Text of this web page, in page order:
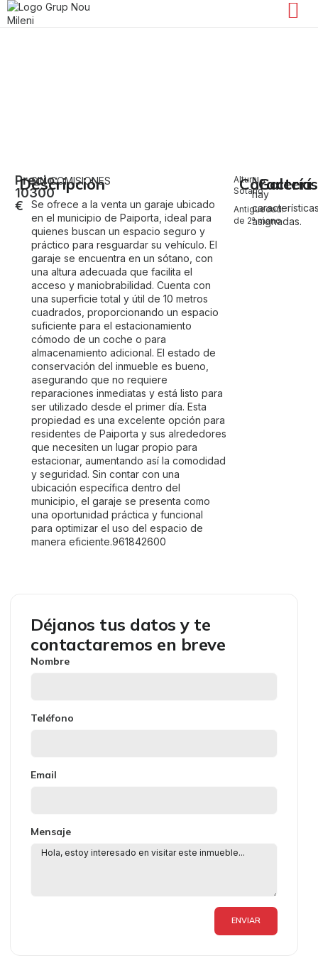
Déjanos tus datos y te
contactaremos en breve
Nombre
Teléfono
Email
Mensaje
ENVIAR
Precio:
10300
€
Descripción
SIN COMISIONES
Se ofrece a la venta un garaje ubicado
en el municipio de Paiporta, ideal para
quienes buscan un espacio seguro y
práctico para resguardar su vehículo. El
garaje se encuentra en un sótano, con
una altura adecuada que facilita el
acceso y maniobrabilidad. Cuenta con
una superficie total y útil de 10 metros
cuadrados, proporcionando un espacio
suficiente para el estacionamiento
cómodo de un coche o para
almacenamiento adicional. El estado de
conservación del inmueble es bueno,
asegurando que no requiere
reparaciones inmediatas y está listo para
ser utilizado desde el primer día. Esta
propiedad es una excelente opción para
residentes de Paiporta y sus alrededores
que necesiten un lugar propio para
estacionar, aumentando así la comodidad
y seguridad. Sin contar con una
ubicación específica dentro del
municipio, el garaje se presenta como
una oportunidad práctica y funcional
para optimizar el uso del espacio de
manera eficiente.961842600
Altura:
Sótano
Antiguedad:
de 2ª mano
No
hay
asignadas.
Galería